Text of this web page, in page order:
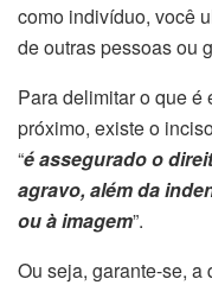
como indivíduo, você
de outras pessoas ou
Para delimitar o que é
próximo, existe o
“é assegurado o
agravo, além da
ou à imagem”.
Ou seja, garante-se,